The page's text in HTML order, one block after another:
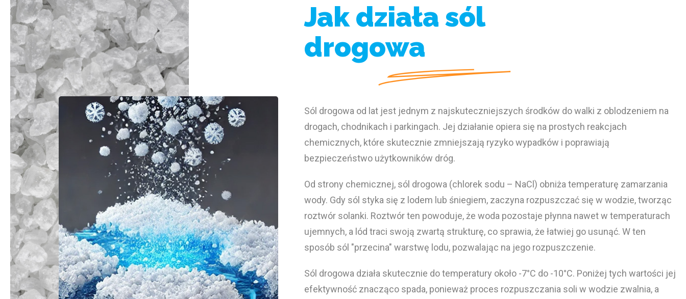
Jak działa sól
drogowa
Sól drogowa od lat jest jednym z najskuteczniejszych środków do walki z oblodzeniem na
drogach, chodnikach i parkingach. Jej działanie opiera się na prostych reakcjach
chemicznych, które skutecznie zmniejszają ryzyko wypadków i poprawiają
bezpieczeństwo użytkowników dróg.
Od strony chemicznej, sól drogowa (chlorek sodu – NaCl) obniża temperaturę zamarzania
wody. Gdy sól styka się z lodem lub śniegiem, zaczyna rozpuszczać się w wodzie, tworząc
roztwór solanki. Roztwór ten powoduje, że woda pozostaje płynna nawet w temperaturach
ujemnych, a lód traci swoją zwartą strukturę, co sprawia, że łatwiej go usunąć. W ten
sposób sól "przecina" warstwę lodu, pozwalając na jego rozpuszczenie.
Sól drogowa działa skutecznie do temperatury około -7°C do -10°C. Poniżej tych wartości jej
efektywność znacząco spada, ponieważ proces rozpuszczania soli w wodzie zwalnia, a